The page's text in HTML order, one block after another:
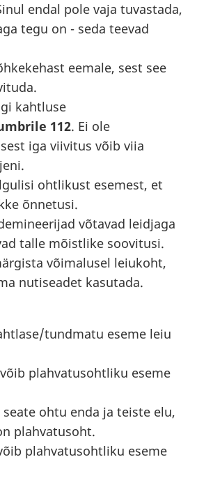
endal pole vaja tuvastada,
tegu on - seda teevad
eemale, sest see
kahtluse
112. Ei ole
iga viivitus võib viia
ohtlikust esemest, et
õnnetusi.
võtavad leidjaga
talle mõistlike soovitusi.
võimalusel leiukoht,
nutiseadet kasutada.
tundmatu eseme leiu
plahvatusohtliku eseme
ohtu enda ja teiste elu,
plahvatusoht.
plahvatusohtliku eseme